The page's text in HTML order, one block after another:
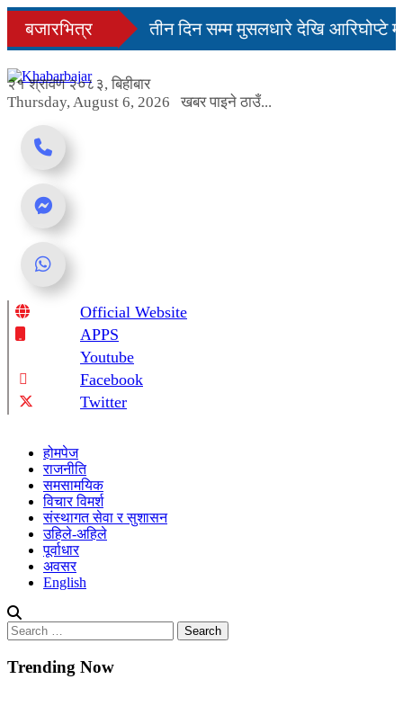
Skip
content
बजारभित्र
सहज हुन्छ’
तीन दिन सम्म मुसलधारे देखि आरिघोप्टे
२१ श्रावण २०८३, बिहीबार
Thursday, August 6, 2026
खबर पाइने ठाउँ...
Online News Portal
Official Website
APPS
Youtube
Facebook
Twitter
होमपेज
राजनीति
समसामयिक
विचार विमर्श
संस्थागत सेवा र सुशासन
उहिले-अहिले
पूर्वाधार
अवसर
English
Search
for:
Trending Now